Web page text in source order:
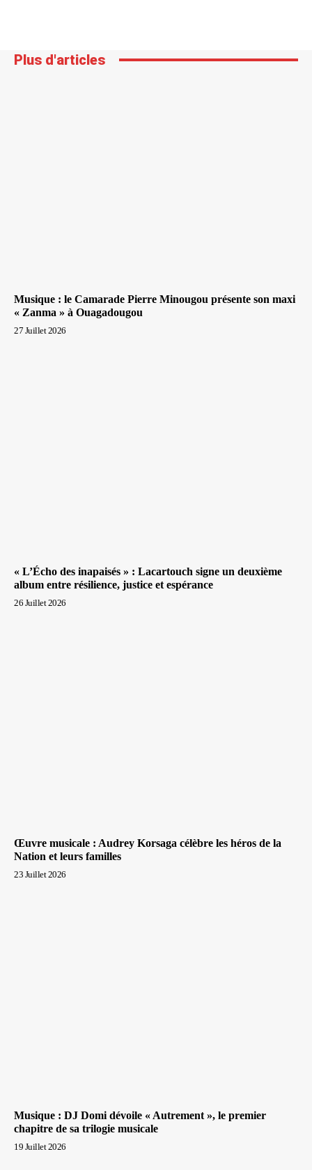
Plus d'articles
Musique : le Camarade Pierre Minougou présente son maxi
« Zanma » à Ouagadougou
27 Juillet 2026
« L’Écho des inapaisés » : Lacartouch signe un deuxième
album entre résilience, justice et espérance
26 Juillet 2026
Œuvre musicale : Audrey Korsaga célèbre les héros de la
Nation et leurs familles
23 Juillet 2026
Musique : DJ Domi dévoile « Autrement », le premier
chapitre de sa trilogie musicale
19 Juillet 2026